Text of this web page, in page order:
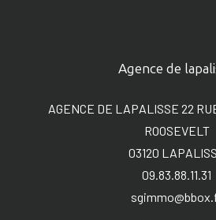
Je renseigne les
Agence de
AGENCE DE LAPALISSE 22
ROOSEVELT
03120
09.83.88.11.31